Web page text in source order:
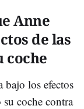
Anne
de las
coche
bajo los efectos
coche contra